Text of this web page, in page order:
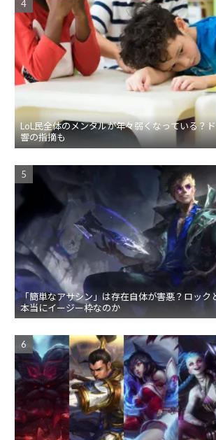
LoL民全体のメンタルが年々弱くなっている？
響の指摘も
「簡単なアサシン」は存在自体が害悪？ロック
本当にイージー枠なのか